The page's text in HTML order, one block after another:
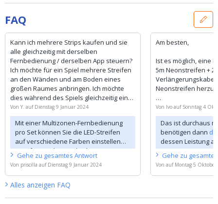
FAQ
Kann ich mehrere Strips kaufen und sie
alle gleichzeitig mit derselben
Fernbedienung / derselben App steuern?
Ich möchte für ein Spiel mehrere Streifen
an den Wänden und am Boden eines
großen Raumes anbringen. Ich möchte
dies während des Spiels gleichzeitig ein-
und ausschalten. Kann ich Teile auch in
verschiedenen Farben leuchten lassen?
Es wäre schön, wenn manchmal alle die
gleiche Farbe hätten und manchmal
einige Teile unterschiedliche Farben
hätten. Ist das über ein Bedienfeld
möglich?
Von Y. auf Dienstag 9 Januar 2024
Mit einer Multizonen-Fernbedienung
pro Set können Sie die LED-Streifen
auf verschiedene Farben einstellen
(Empfänger der Fernbedienung).
Leider ist es nicht möglich, einen LED-
Streifen in verschiedene Segmente
einzufärben. Dann brauchen Sie
digitale LED-Streifen.
https://www.ledstripkoning.nl/...
Gehe zu gesamtes Antwort
Von priscilla auf Dienstag 9 Januar 2024
Am besten,
Ist es möglich, eine
5m Neonstreifen +
Verlängerungskabel
Neonstreifen
Was brauche ich
Beste grüße
Ivo Vanoverschelde
Von Ivo auf Sonntag 4
Das ist durchaus
benötigen dann
dessen Leistung
Meter Neon-RGB-
Strom zu
einDimmsystem
Neon-RGB-LED-
Gehe zu gesamtes
Von auf Montag 5 Oktober
Alles anzeigen FAQ